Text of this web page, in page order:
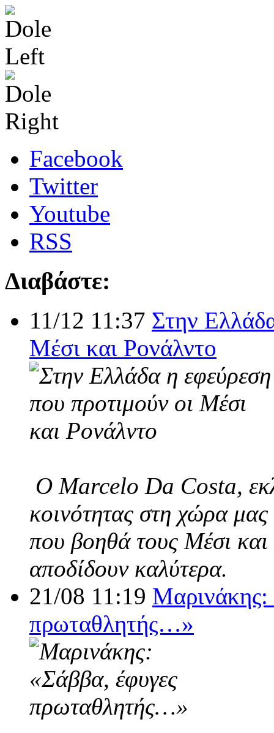
Facebook
Twitter
Youtube
RSS
Διαβάστε:
11/12 11:37 Στην
Μέσι και Ρονάλντο
Ο Marcelo Da Costa,
κοινότητας στη χώρα
που βοηθά τους Μέσι και
αποδίδουν καλύτερα.
21/08 11:19 Μαρινάκης:
πρωταθλητής…»